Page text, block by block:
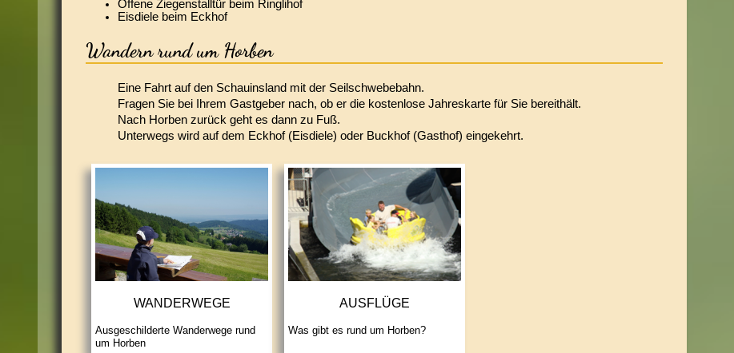
Offene Ziegenstalltür beim Ringlihof
Eisdiele beim Eckhof
Wandern rund um Horben
Eine Fahrt auf den Schauinsland mit der Seilschwebebahn.
Fragen Sie bei Ihrem Gastgeber nach, ob er die kostenlose Jahreskarte für Sie bereithält.
Nach Horben zurück geht es dann zu Fuß.
Unterwegs wird auf dem Eckhof (Eisdiele) oder Buckhof (Gasthof) eingekehrt.
WANDERWEGE
Ausgeschilderte Wanderwege rund
um Horben
AUSFLÜGE
Was gibt es rund um Horben?